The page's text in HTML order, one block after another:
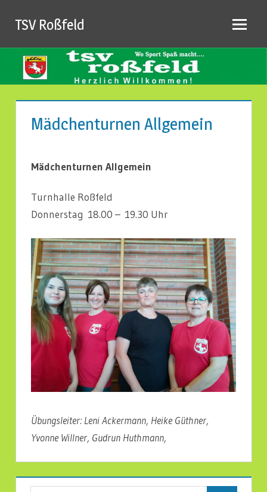
Inhalt
TSV Roßfeld
Mädchenturnen Allgemein
Mädchenturnen Allgemein
Turnhalle Roßfeld
Donnerstag 18.00 – 19.30 Uhr
Übungsleiter: Leni Ackermann, Heike Güthner,
Yvonne Willner, Gudrun Huthmann,